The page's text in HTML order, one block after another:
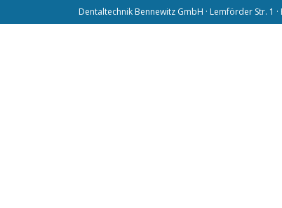
Dentaltechnik Bennewitz GmbH · Lemförder Str. 1 ·